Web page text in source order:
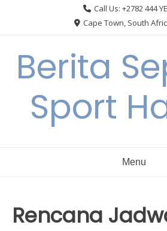
Call Us: +2782 444
Cape Town, South
Berita
Sport
Menu
Rencana